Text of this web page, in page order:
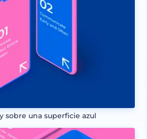
sobre una superficie azul